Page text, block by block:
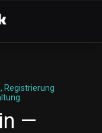
Registrierung
—